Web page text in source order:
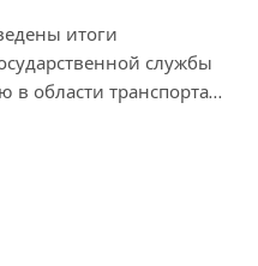
итоги
службы
в области транспорта…